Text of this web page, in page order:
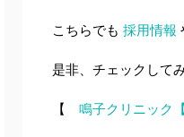
こちらでも 採用情報
是非、チェックして
【 鳴子クリニック